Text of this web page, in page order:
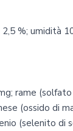
%; umidità
rame
(ossido di
(selenito di